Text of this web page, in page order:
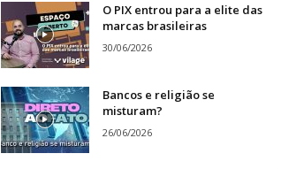
O PIX entrou para a elite das
marcas brasileiras
30/06/2026
Bancos e religião se
misturam?
26/06/2026